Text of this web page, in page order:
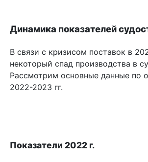
Динамика показателей
В связи с кризисом поставок в
некоторый спад производства в
Рассмотрим основные данные по
2022-2023 гг.
Показатели 2022 г.